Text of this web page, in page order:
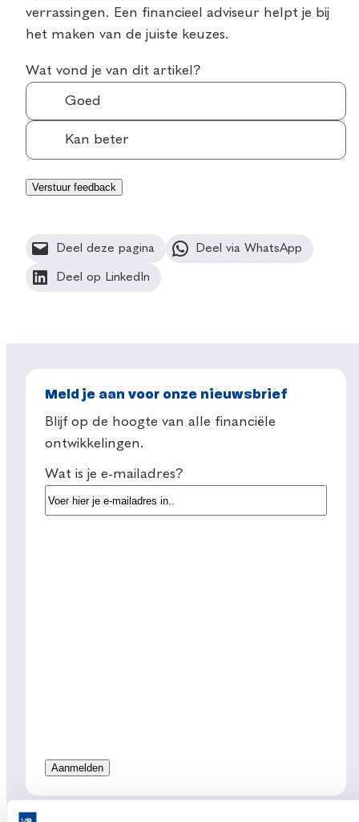
verrassingen. Een financieel adviseur helpt je bij
het maken van de juiste keuzes.
Wat vond je van dit artikel?
Goed
Kan beter
Deel deze pagina Deel via WhatsApp
Deel op LinkedIn
Meld je aan voor onze nieuwsbrief
Blijf op de hoogte van alle financiële
ontwikkelingen.
Wat is je e-mailadres?
Links